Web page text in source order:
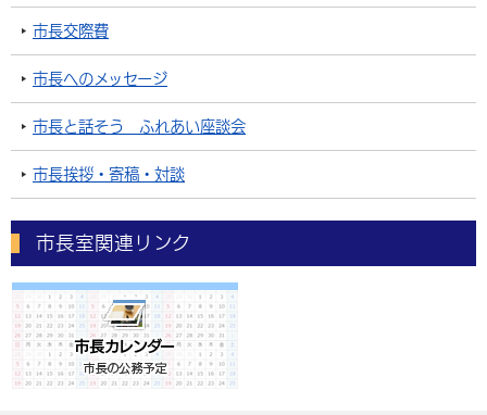
市長交際費
市長へのメッセージ
市長と話そう ふれあい座談会
市長挨拶・寄稿・対談
市長室関連リンク